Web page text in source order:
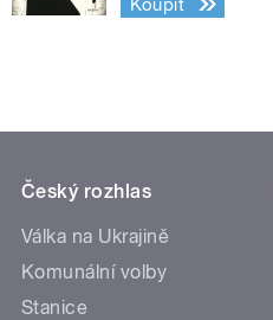
Koupit
Český rozhlas
Válka na Ukrajině
Komunální volby
Stanice